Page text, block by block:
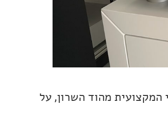
המקצועית מהוד השרון, על